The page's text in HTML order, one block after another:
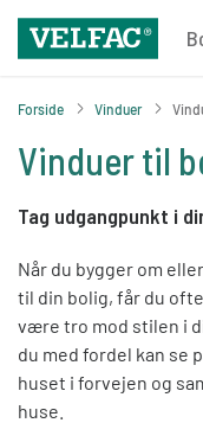
Forside Vinduer
Vinduer til
Tag udgangpunkt i
Når du bygger om
til din bolig, får du
være tro mod stilen i
du med fordel kan se
huset i forvejen og
huse.